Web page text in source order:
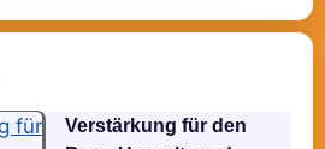
Verstärkung für den